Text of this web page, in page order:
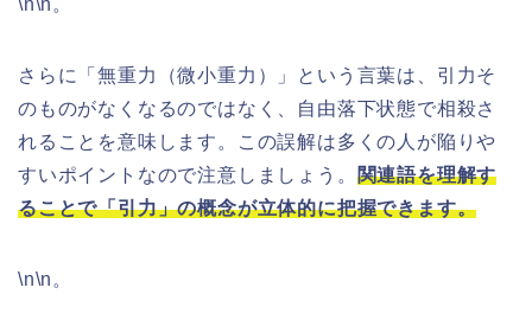
\n\n。
さらに「無重力（微小重力）」という言葉は、引力そ
のものがなくなるのではなく、自由落下状態で相殺さ
れることを意味します。この誤解は多くの人が陥りや
すいポイントなので注意しましょう。 関連語を理解す
ることで「引力」の概念が立体的に把握できます。
\n\n。